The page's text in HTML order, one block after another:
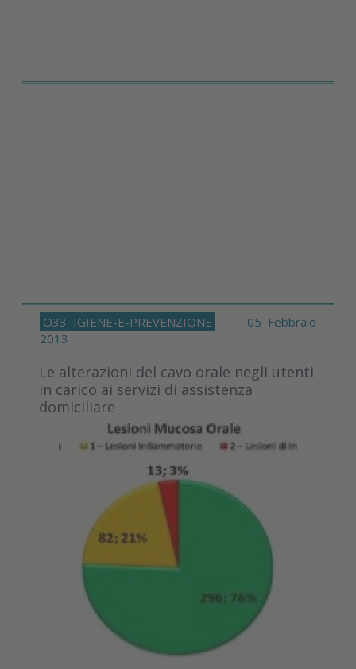
O33 IGIENE-E-PREVENZIONE
05 Febbraio
2013
Le alterazioni del cavo orale negli utenti
in carico ai servizi di assistenza
domiciliare